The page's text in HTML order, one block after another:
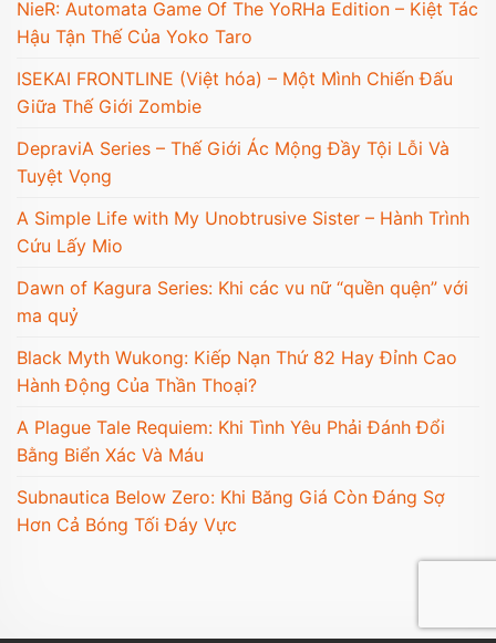
NieR: Automata Game Of The YoRHa Edition – Kiệt Tác
Hậu Tận Thế Của Yoko Taro
ISEKAI FRONTLINE (Việt hóa) – Một Mình Chiến Đấu
Giữa Thế Giới Zombie
DepraviA Series – Thế Giới Ác Mộng Đầy Tội Lỗi Và
Tuyệt Vọng
A Simple Life with My Unobtrusive Sister – Hành Trình
Cứu Lấy Mio
Dawn of Kagura Series: Khi các vu nữ “quền quện” với
ma quỷ
Black Myth Wukong: Kiếp Nạn Thứ 82 Hay Đỉnh Cao
Hành Động Của Thần Thoại?
A Plague Tale Requiem: Khi Tình Yêu Phải Đánh Đổi
Bằng Biển Xác Và Máu
Subnautica Below Zero: Khi Băng Giá Còn Đáng Sợ
Hơn Cả Bóng Tối Đáy Vực